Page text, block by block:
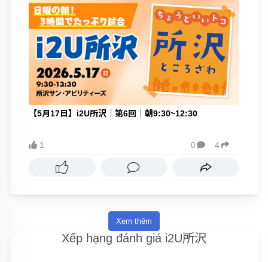
【5月17日】i2U所沢｜第6回｜朝9:30~12:30
1 0 4
Xem thêm
Xếp hạng đánh giá i2U所沢